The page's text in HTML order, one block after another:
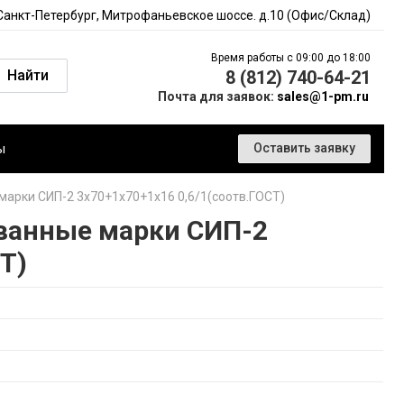
Петербург, Митрофаньевское шоссе. д.10 (Офис/Склад)
Найти
Время работы с 09:00 до 18:00
8 (812) 740-64-21
Почта для заявок: sales@1-pm.ru
Оставить заявку
СИП-2 3х70+1х70+1х16 0,6/1(соотв.ГОСТ)
марки СИП-2